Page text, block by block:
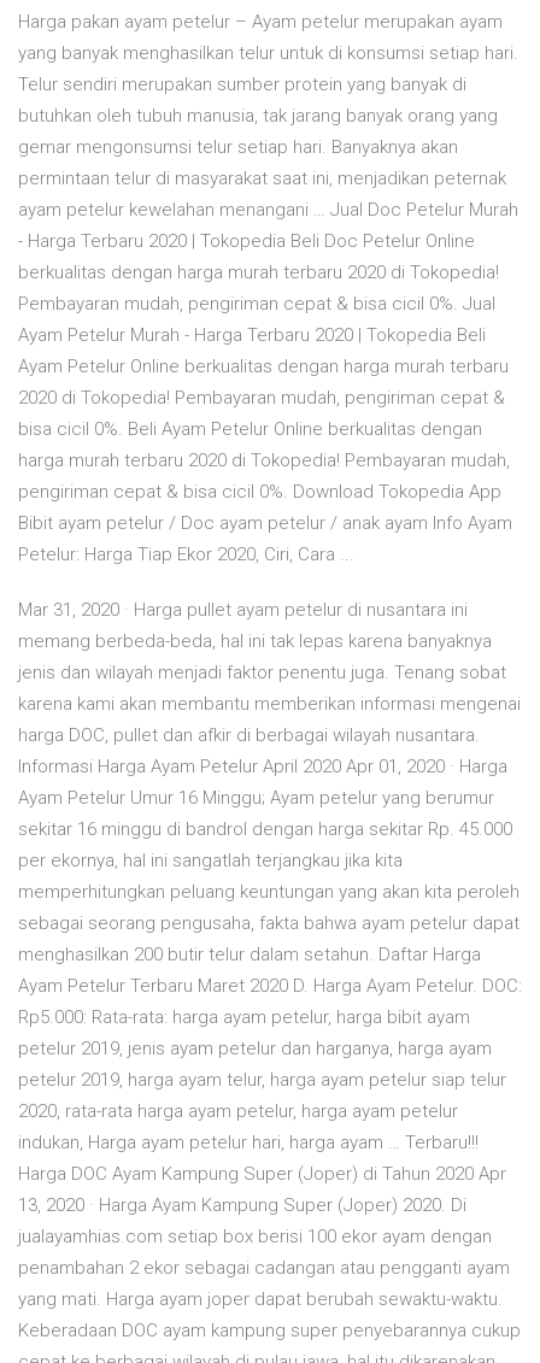
Harga pakan ayam petelur – Ayam petelur merupakan ayam
yang banyak menghasilkan telur untuk di konsumsi setiap hari.
Telur sendiri merupakan sumber protein yang banyak di
butuhkan oleh tubuh manusia, tak jarang banyak orang yang
gemar mengonsumsi telur setiap hari. Banyaknya akan
permintaan telur di masyarakat saat ini, menjadikan peternak
ayam petelur kewelahan menangani … Jual Doc Petelur Murah
- Harga Terbaru 2020 | Tokopedia Beli Doc Petelur Online
berkualitas dengan harga murah terbaru 2020 di Tokopedia!
Pembayaran mudah, pengiriman cepat & bisa cicil 0%. Jual
Ayam Petelur Murah - Harga Terbaru 2020 | Tokopedia Beli
Ayam Petelur Online berkualitas dengan harga murah terbaru
2020 di Tokopedia! Pembayaran mudah, pengiriman cepat &
bisa cicil 0%. Beli Ayam Petelur Online berkualitas dengan
harga murah terbaru 2020 di Tokopedia! Pembayaran mudah,
pengiriman cepat & bisa cicil 0%. Download Tokopedia App
Bibit ayam petelur / Doc ayam petelur / anak ayam Info Ayam
Petelur: Harga Tiap Ekor 2020, Ciri, Cara ...
Mar 31, 2020 · Harga pullet ayam petelur di nusantara ini
memang berbeda-beda, hal ini tak lepas karena banyaknya
jenis dan wilayah menjadi faktor penentu juga. Tenang sobat
karena kami akan membantu memberikan informasi mengenai
harga DOC, pullet dan afkir di berbagai wilayah nusantara.
Informasi Harga Ayam Petelur April 2020 Apr 01, 2020 · Harga
Ayam Petelur Umur 16 Minggu; Ayam petelur yang berumur
sekitar 16 minggu di bandrol dengan harga sekitar Rp. 45.000
per ekornya, hal ini sangatlah terjangkau jika kita
memperhitungkan peluang keuntungan yang akan kita peroleh
sebagai seorang pengusaha, fakta bahwa ayam petelur dapat
menghasilkan 200 butir telur dalam setahun. Daftar Harga
Ayam Petelur Terbaru Maret 2020 D. Harga Ayam Petelur. DOC:
Rp5.000: Rata-rata: harga ayam petelur, harga bibit ayam
petelur 2019, jenis ayam petelur dan harganya, harga ayam
petelur 2019, harga ayam telur, harga ayam petelur siap telur
2020, rata-rata harga ayam petelur, harga ayam petelur
indukan, Harga ayam petelur hari, harga ayam … Terbaru!!!
Harga DOC Ayam Kampung Super (Joper) di Tahun 2020 Apr
13, 2020 · Harga Ayam Kampung Super (Joper) 2020. Di
jualayamhias.com setiap box berisi 100 ekor ayam dengan
penambahan 2 ekor sebagai cadangan atau pengganti ayam
yang mati. Harga ayam joper dapat berubah sewaktu-waktu.
Keberadaan DOC ayam kampung super penyebarannya cukup